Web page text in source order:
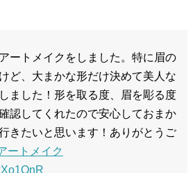
ートメイクをしました。特に眉の
ど、大まかな形だけ決めて美人な
ました！形を取る度、眉を彫る度
認してくれたので安心しておまか
きたいと思います！ありがとうご
ートメイク